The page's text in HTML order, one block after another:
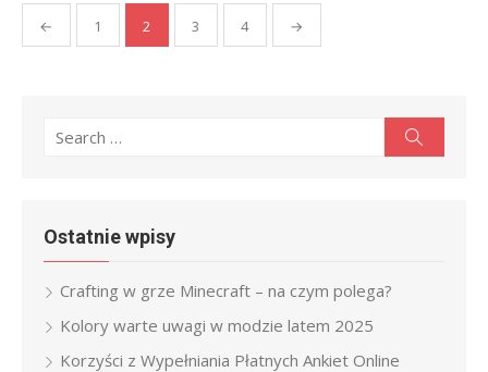
Stronicowanie
wpisów
← 1 2 3 4 →
Search
Ostatnie wpisy
Crafting w grze Minecraft – na czym polega?
Kolory warte uwagi w modzie latem 2025
Korzyści z Wypełniania Płatnych Ankiet Online